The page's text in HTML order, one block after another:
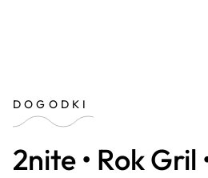
DOGODKI
2nite • Rok Gril